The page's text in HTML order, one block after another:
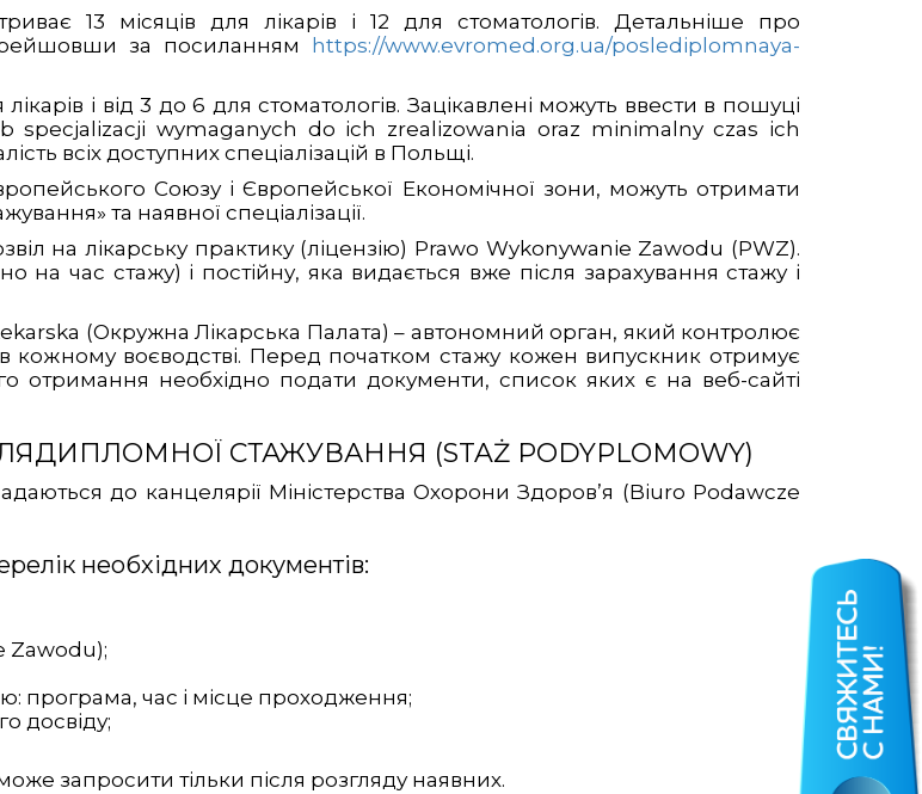
13 місяців для лікарів і 12 для стоматологів. Детальніше про
за посиланням
https://www.evromed.org.ua/poslediplomnaya-
і від 3 до 6 для стоматологів. Зацікавлені можуть ввести в пошуці
specjalizacji wymaganych do ich zrealizowania oraz minimalny czas ich
всіх доступних спеціалізацій в Польщі.
Союзу і Європейської Економічної зони, можуть отримати
та наявної спеціалізації.
на лікарську практику (ліцензію) Prawo Wykonywanie Zawodu (PWZ).
на час стажу) і постійну, яка видається вже після зарахування стажу і
(Окружна Лікарська Палата) – автономний орган, який контролює
кожному воєводстві. Перед початком стажу кожен випускник отримує
отримання необхідно подати документи, список яких є на веб-сайті
СТАЖУВАННЯ (STAŻ PODYPLOMOWY)
до канцелярії Міністерства Охорони Здоров’я (Biuro Podawczе
необхідних документів:
Zawodu);
програма, час і місце проходження;
досвіду;
запросити тільки після розгляду наявних.